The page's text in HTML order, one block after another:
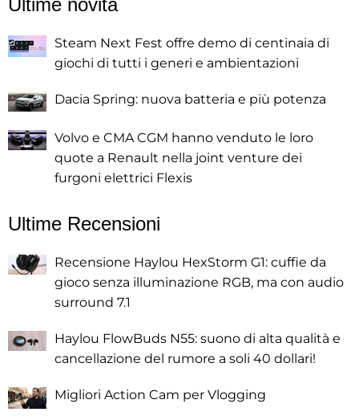
Ultime novità
Steam Next Fest offre demo di centinaia di
giochi di tutti i generi e ambientazioni
Dacia Spring: nuova batteria e più potenza
Volvo e CMA CGM hanno venduto le loro
quote a Renault nella joint venture dei
furgoni elettrici Flexis
Ultime Recensioni
Recensione Haylou HexStorm G1: cuffie da
gioco senza illuminazione RGB, ma con audio
surround 7.1
Haylou FlowBuds N55: suono di alta qualità e
cancellazione del rumore a soli 40 dollari!
Migliori Action Cam per Vlogging